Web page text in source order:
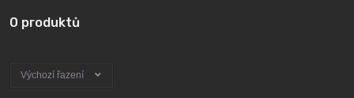
0 produktů
Výchozí řazení